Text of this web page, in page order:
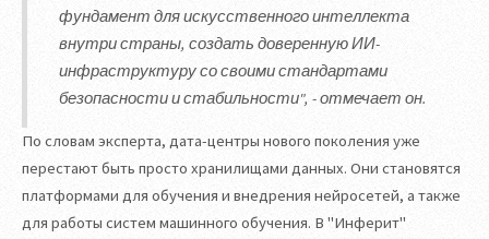
фундамент для искусственного интеллекта
внутри страны, создать доверенную ИИ-
инфраструктуру со своими стандартами
безопасности и стабильности", - отмечает он.
По словам эксперта, дата-центры нового поколения уже
перестают быть просто хранилищами данных. Они становятся
платформами для обучения и внедрения нейросетей, а также
для работы систем машинного обучения. В "Инферит"